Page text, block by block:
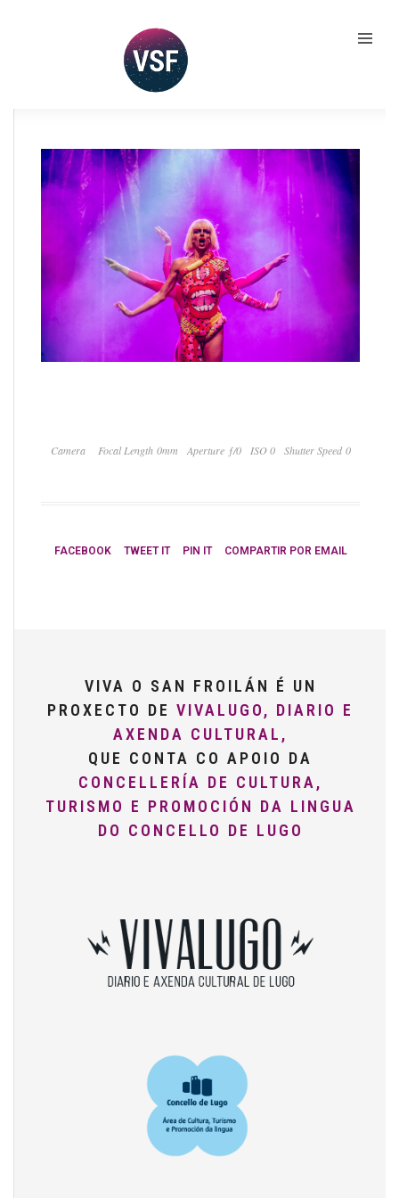
Camera Focal Length 0mm Aperture ƒ/0 ISO 0 Shutter Speed 0
FACEBOOK TWEET IT PIN IT COMPARTIR POR EMAIL
VIVA O SAN FROILÁN É UN
PROXECTO DE VIVALUGO, DIARIO E
AXENDA CULTURAL,
QUE CONTA CO APOIO DA
CONCELLERÍA DE CULTURA,
TURISMO E PROMOCIÓN DA LINGUA
DO CONCELLO DE LUGO